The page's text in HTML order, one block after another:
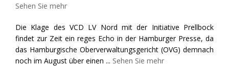
Sehen Sie mehr
Die Klage des VCD LV Nord mit der Initiative Prellbock
findet zur Zeit ein reges Echo in der Hamburger Presse, da
das Hamburgische Oberverwaltungsgericht (OVG) demnach
noch im August über einen ... Sehen Sie mehr